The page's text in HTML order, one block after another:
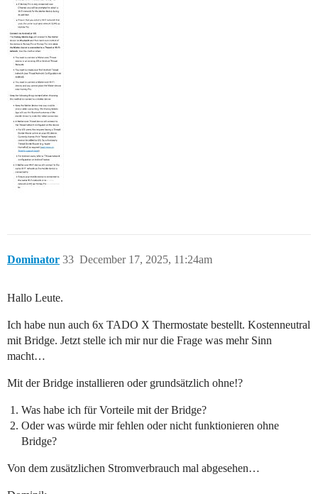
Dominator December 17, 2025, 11:24am
33
Hallo Leute.
Ich habe nun auch 6x TADO X Thermostate bestellt. Kostenneutral
mit Bridge. Jetzt stelle ich mir nur die Frage was mehr Sinn
macht…
Mit der Bridge installieren oder grundsätzlich ohne!?
Was habe ich für Vorteile mit der Bridge?
Oder was würde mir fehlen oder nicht funktionieren ohne
Bridge?
Von dem zusätzlichen Stromverbrauch mal abgesehen…